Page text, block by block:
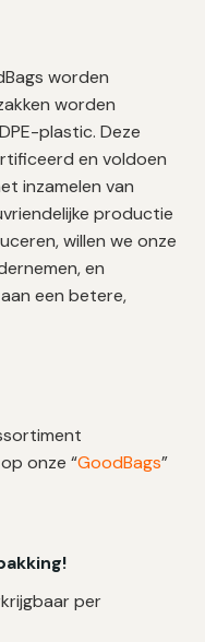
worden
worden
plastic. Deze
en voldoen
inzamelen van
productie
willen we onze
en
een betere,
onze “GoodBags”
per